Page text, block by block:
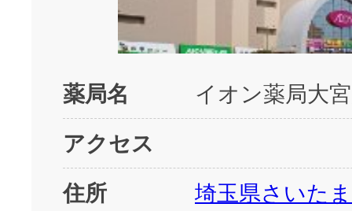
薬局名
イオン薬局大
アクセス
住所
埼玉県さいた